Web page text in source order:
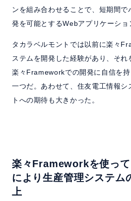
ンを組み合わせることで、短期間
発を可能とするWebアプリケーショ
タカラベルモントでは以前に楽々
ステムを開発した経験があり、そ
楽々Frameworkでの開発に自信を
一つだ。あわせて、住友電工情報シ
トへの期待も大きかった。
楽々Frameworkを使って
により生産管理システム
上